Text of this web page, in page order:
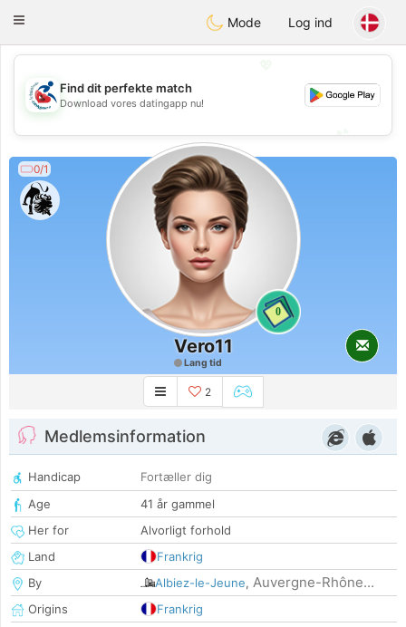
Handi Space
Toggle
Mode Log ind
💖
💕
Find dit perfekte match
Download vores datingapp nu!
0/1
0
Vero11
Lang tid
2
Medlemsinformation
Handicap
Fortæller dig
Age
41 år gammel
Her for
Alvorligt forhold
Land
Frankrig
By
Albiez-le-Jeune, Auvergne-Rhône...
Origins
Frankrig